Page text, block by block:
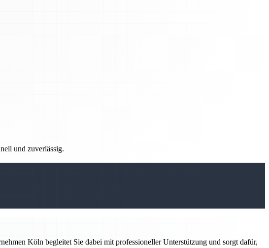
und zuverlässig.
Köln begleitet Sie dabei mit professioneller Unterstützung und sorgt dafür,